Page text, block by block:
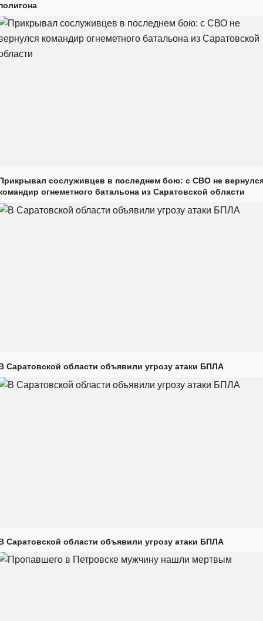
сослуживцев в последнем бою: с СВО не
огнеметного батальона из Саратовской области
Саратовской области объявили угрозу атаки БПЛА
Саратовской области объявили угрозу атаки БПЛА